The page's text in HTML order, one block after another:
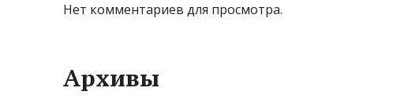
Нет комментариев для просмотра.
Архивы